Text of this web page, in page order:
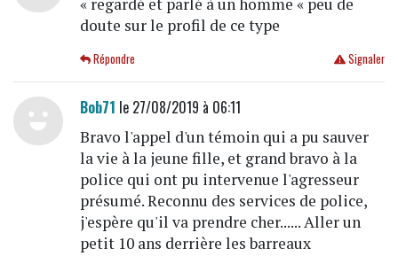
doute sur le profil de ce type
Signaler
Répondre
Bob71 le 27/08/2019 à 06:11
Bravo l'appel d'un témoin qui a pu sauver
la vie à la jeune fille, et grand bravo à la
police qui ont pu intervenue l'agresseur
présumé. Reconnu des services de police,
j'espère qu'il va prendre cher...... Aller un
petit 10 ans derrière les barreaux